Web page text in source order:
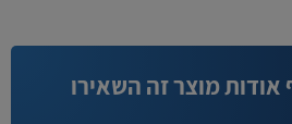
מוצר זה השאירו